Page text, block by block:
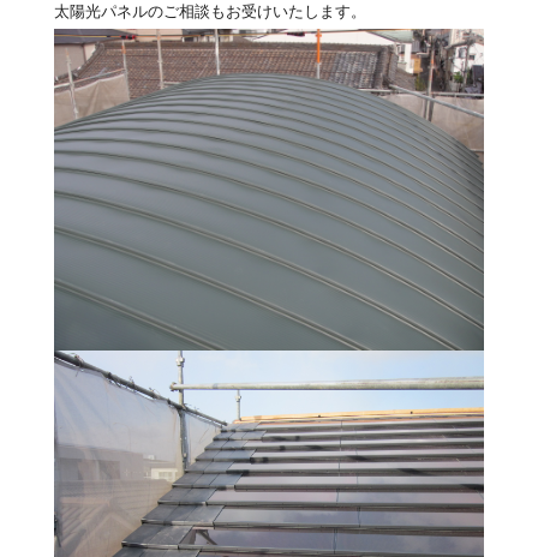
太陽光パネルのご相談もお受けいたします。